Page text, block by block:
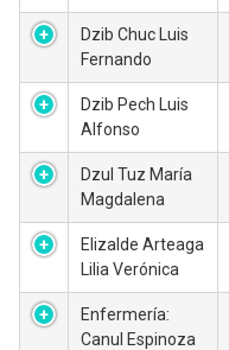
Dzib Chuc Luis
Fernando
Dzib Pech Luis
Alfonso
Dzul Tuz María
Magdalena
Elizalde Arteaga
Lilia Verónica
Enfermería:
Canul Espinoza